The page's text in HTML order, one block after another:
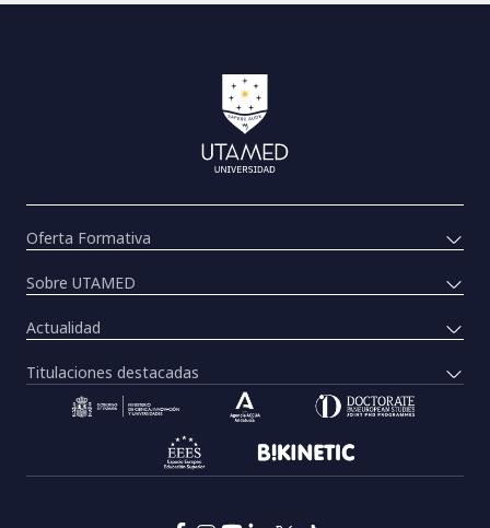
Oferta Formativa
Sobre UTAMED
Actualidad
Titulaciones destacadas